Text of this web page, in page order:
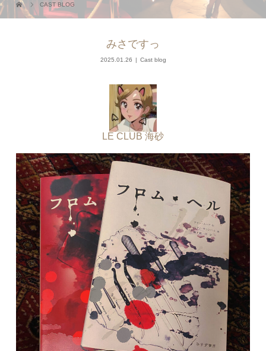
CAST BLOG
みさですっ
2025.01.26 Cast blog
LE CLUB 海砂